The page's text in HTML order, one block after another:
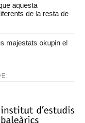
aquesta
de la resta de
majestats okupin el